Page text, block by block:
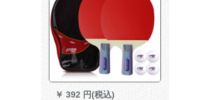
￥ 392 円(税込)